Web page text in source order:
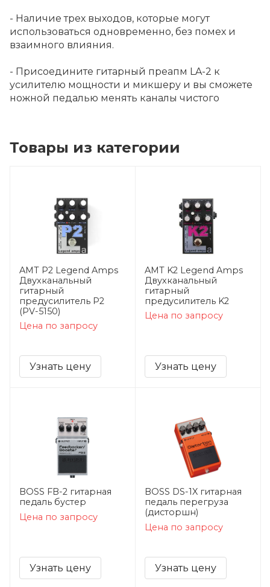
- Наличие трех выходов, которые могут
использоваться одновременно, без помех и
взаимного влияния.
- Присоедините гитарный преапм LA-2 к
усилителю мощности и микшеру и вы сможете
ножной педалью менять каналы чистого
Товары из категории
AMT P2 Legend Amps
Двухканальный
гитарный
предусилитель P2
(PV-5150)
Цена по запросу
Узнать цену
AMT K2 Legend Amps
Двухканальный
гитарный
предусилитель K2
Цена по запросу
Узнать цену
BOSS FB-2 гитарная
педаль бустер
Цена по запросу
Узнать цену
BOSS DS-1X гитарная
педаль перегруза
(дисторшн)
Цена по запросу
Узнать цену